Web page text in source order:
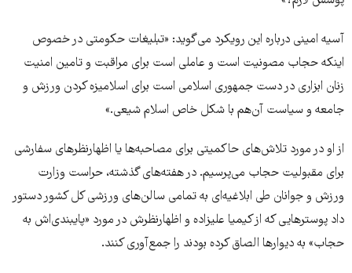
آسیه امینی درباره این رویکرد می‌گوید: «تبلیغات حکومتی در خصوص
اینکه حجاب مصونیت است و عاملی است برای مراقبت و تامین امنیت
زنان ابزاری در دست جمهوری اسلامی است برای اسلامیزه کردن ورزش و
جامعه و سیاست آن‌هم با شکل خاص اسلام شیعی.»
از او در مورد تلاش‌های حاکمیتی برای مصاحبه‌ها یا اظهارنظرهای سفارشی
برای مقبولیت حجاب می‌پرسیم. در هفته‌های گذشته، حراست وزارت
ورزش و جوانان طی ابلاغیه‌ای به تمامی سالن‌های ورزشی کل کشور دستور
داد پوسترهایی که از کیمیا علیزاده و اظهارنظرش در مورد «پایبندی‌اش به
حجاب» به دیوارها الصاق کرده بودند را جمع‌آوری کنند.